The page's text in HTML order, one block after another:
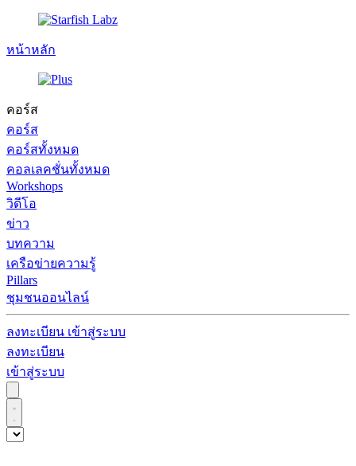
หน้าหลัก
คอร์ส
คอร์ส
คอร์สทั้งหมด
คอลเลคชั่นทั้งหมด
Workshops
วิดีโอ
ข่าว
บทความ
เครือข่ายความรู้
Pillars
ชุมชนออนไลน์
ลงทะเบียน เข้าสู่ระบบ
ลงทะเบียน
เข้าสู่ระบบ